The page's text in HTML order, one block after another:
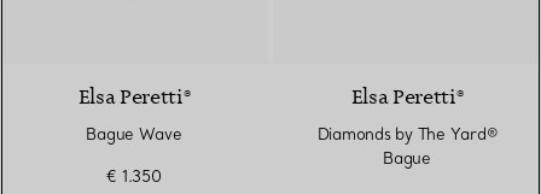
Elsa Peretti®
Bague Wave
€ 1.350
Elsa Peretti®
Diamonds by The Yard®
Bague